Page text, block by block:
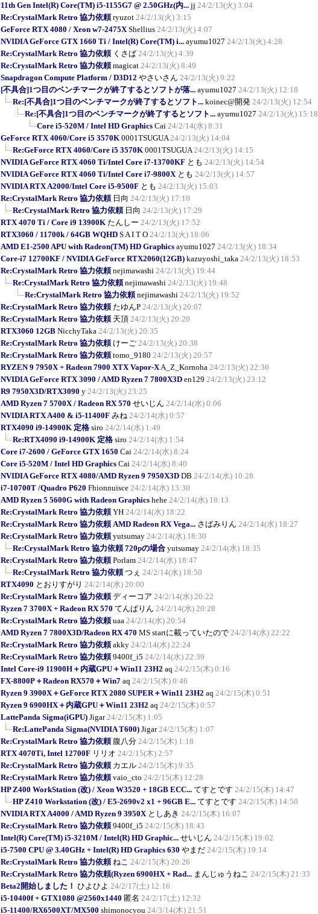
11th Gen Intel(R) Core(TM) i5-1155G7 @ 2.50GHz(内... jj 24/2/13(火) 3:04
Re:CrystalMark Retro 協力依頼 ryuzot 24/2/13(火) 3:15
GeForce RTX 4080 / Xeon w7-2475X Shellius 24/2/13(火) 4:07
NVIDIA GeForce GTX 1660 Ti / Intel(R) Core(TM) i... ayumu1027 24/2/13(火) 4:28
Re:CrystalMark Retro 協力依頼 くさば 24/2/13(火) 4:39
Re:CrystalMark Retro 協力依頼 magicat 24/2/13(火) 8:49
Snapdragon Compute Platform / D3D12 やさいさん 24/2/13(火) 9:22
[不具合]1つ目のベンチマークが終了するとソフトが落... ayumu1027 24/2/13(火) 12:18
Re:[不具合]1つ目のベンチマークが終了するとソフト... koinec@開発 24/2/13(火) 12:54
Re:[不具合]1つ目のベンチマークが終了するとソフト... ayumu1027 24/2/13(火) 15:18
Core i5-520M / Intel HD Graphics Cai 24/2/14(水) 8:31
GeForce RTX 4060/Core i5 3570K 0001TSUGUA 24/2/13(火) 14:04
Re:GeForce RTX 4060/Core i5 3570K 0001TSUGUA 24/2/13(火) 14:15
NVIDIA GeForce RTX 4060 Ti/Intel Core i7-13700KF とも 24/2/13(火) 14:54
NVIDIA GeForce RTX 4060 Ti/Intel Core i7-9800X とも 24/2/13(火) 14:57
NVIDIA RTX A2000/Intel Core i5-9500F とも 24/2/13(火) 15:03
Re:CrystalMark Retro 協力依頼 日向 24/2/13(火) 17:10
Re:CrystalMark Retro 協力依頼 日向 24/2/13(火) 17:29
RTX 4070 Ti / Core i9 13900K たんしー 24/2/13(火) 17:52
RTX3060 / 11700k / 64GB WQHD S A I T O 24/2/13(火) 18:06
AMD E1-2500 APU with Radeon(TM) HD Graphics ayumu1027 24/2/13(火) 18:34
Core-i7 12700KF / NVIDIA GeForce RTX2060(12GB) kazuyoshi_taka 24/2/13(火) 18:53
Re:CrystalMark Retro 協力依頼 nejimawashi 24/2/13(火) 19:44
Re:CrystalMark Retro 協力依頼 nejimawashi 24/2/13(火) 19:48
Re:CrystalMark Retro 協力依頼 nejimawashi 24/2/13(火) 19:52
Re:CrystalMark Retro 協力依頼 たゆんP 24/2/13(火) 20:07
Re:CrystalMark Retro 協力依頼 天頂 24/2/13(火) 20:20
RTX3060 12GB NicchyTaka 24/2/13(火) 20:35
Re:CrystalMark Retro 協力依頼 けーご 24/2/13(火) 20:38
Re:CrystalMark Retro 協力依頼 tomo_9180 24/2/13(火) 20:57
RYZEN 9 7950X + Radeon 7900 XTX Vapor-XA_Z_Kornoha 24/2/13(火) 22:36
NVIDIA GeForce RTX 3090 / AMD Ryzen 7 7800X3D en129 24/2/13(火) 23:12
R9 7950X3D/RTX3090 y 24/2/13(火) 23:25
AMD Ryzen 7 5700X / Radeon RX 570 せいじん 24/2/14(水) 0:06
NVIDIA RTX A400 & i5-11400F みね 24/2/14(水) 0:57
RTX4090 i9-14900K 定格 siro 24/2/14(水) 1:49
Re:RTX4090 i9-14900K 定格 siro 24/2/14(水) 1:54
Core i7-2600 / GeForce GTX 1650 Cai 24/2/14(水) 8:24
Core i5-520M / Intel HD Graphics Cai 24/2/14(水) 8:40
NVIDIA GeForce RTX 4080/AMD Ryzen 9 7950X3D DB 24/2/14(水) 10:28
i7-10700T /Quadro P620 Fhionnuisce 24/2/14(水) 13:30
AMD Ryzen 5 5600G with Radeon Graphics hehe 24/2/14(水) 18:13
Re:CrystalMark Retro 協力依頼 YH 24/2/14(水) 18:22
Re:CrystalMark Retro 協力依頼 AMD Radeon RX Vega... さばみりん 24/2/14(水) 18:27
Re:CrystalMark Retro 協力依頼 yutsumay 24/2/14(水) 18:30
Re:CrystalMark Retro 協力依頼 720pの場合 yutsumay 24/2/14(水) 18:35
Re:CrystalMark Retro 協力依頼 Porlam 24/2/14(水) 18:47
Re:CrystalMark Retro 協力依頼 つぇ 24/2/14(水) 18:50
RTX4090 とおりすがり 24/2/14(水) 20:00
Re:CrystalMark Retro 協力依頼 ディーコア 24/2/14(水) 20:22
Ryzen 7 3700X + Radeon RX 570 てんぱりん 24/2/14(水) 20:28
Re:CrystalMark Retro 協力依頼 uaa 24/2/14(水) 20:54
AMD Ryzen 7 7800X3D/Radeon RX 470 MS startに載っていたので 24/2/14(水) 22:22
Re:CrystalMark Retro 協力依頼 akky 24/2/14(水) 22:24
Re:CrystalMark Retro 協力依頼 9400f_i5 24/2/14(水) 22:39
Intel Core-i9 11900H＋内蔵GPU＋Win11 23H2 aq 24/2/15(木) 0:16
FX-8800P＋Radeon RX570＋Win7 aq 24/2/15(木) 0:46
Ryzen 9 3900X＋GeForce RTX 2080 SUPER＋Win11 23H2 aq 24/2/15(木) 0:51
Ryzen 9 6900HX＋内蔵GPU＋Win11 23H2 aq 24/2/15(木) 0:57
LattePanda Sigma(iGPU) Jigar 24/2/15(木) 1:05
Re:LattePanda Sigma(NVIDIA T600) Jigar 24/2/15(木) 1:07
Re:CrystalMark Retro 協力依頼 腹八分 24/2/15(木) 1:18
RTX 4070Ti, Intel 12700F リリオ 24/2/15(木) 2:57
Re:CrystalMark Retro 協力依頼 カエル 24/2/15(木) 9:35
Re:CrystalMark Retro 協力依頼 vaio_cto 24/2/15(木) 12:28
HP Z400 WorkStation (改) / Xeon W3520 + 18GB ECC... てすとです 24/2/15(木) 14:47
HP Z410 Workstation (改) / E5-2690v2 x1 + 96GB E... てすとです 24/2/15(木) 14:50
NVIDIA RTX A4000 / AMD Ryzen 9 3950X としあき 24/2/15(木) 16:07
Re:CrystalMark Retro 協力依頼 9400f_i5 24/2/15(木) 18:43
Intel(R) Core(TM) i5-3210M / Intel(R) HD Graphic... せいじん 24/2/15(木) 19:02
i5-7500 CPU @ 3.40GHz + Intel(R) HD Graphics 630 やまだ 24/2/15(木) 19:14
Re:CrystalMark Retro 協力依頼 ねこ 24/2/15(木) 20:26
Re:CrystalMark Retro 協力依頼(Ryzen 6900HX + Rad... まんじゅうねこ 24/2/15(木) 21:33
Beta2開始しました！ ひよひよ 24/2/17(土) 12:16
i5-10400f + GTX1080 @2560x1440 匿名 24/2/17(土) 12:32
i5-11400/RX6500XT/MX500 shimonocyou 24/3/14(木) 21:51